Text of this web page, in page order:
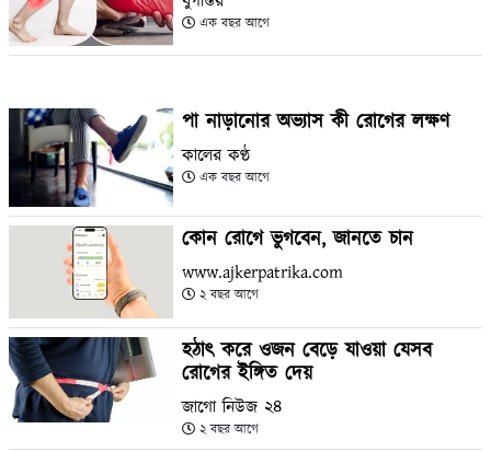
এক বছর আগে
পা নাড়ানোর অভ্যাস কী রোগের লক্ষণ
কালের কণ্ঠ
এক বছর আগে
কোন রোগে ভুগবেন, জানতে চান
www.ajkerpatrika.com
২ বছর আগে
হঠাৎ করে ওজন বেড়ে যাওয়া যেসব
রোগের ইঙ্গিত দেয়
জাগো নিউজ ২৪
২ বছর আগে